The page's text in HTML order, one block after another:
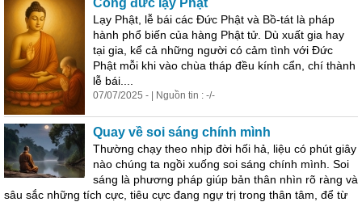
Công đức lạy Phật
Lạy Phật, lễ bái các Đức Phật và Bồ-tát là pháp
hành phổ biến của hàng Phật tử. Dù xuất gia hay
tại gia, kể cả những người có cảm tình với Đức
Phật mỗi khi vào chùa tháp đều kính cẩn, chí thành
lễ bái....
07/07/2025 - | Nguồn tin : -/-
Quay về soi sáng chính mình
Thường chạy theo nhịp đời hối hả, liệu có phút giây
nào chúng ta ngồi xuống soi sáng chính mình. Soi
sáng là phương pháp giúp bản thân nhìn rõ ràng và
sâu sắc những tích cực, tiêu cực đang ngự trị trong thân tâm, để từ